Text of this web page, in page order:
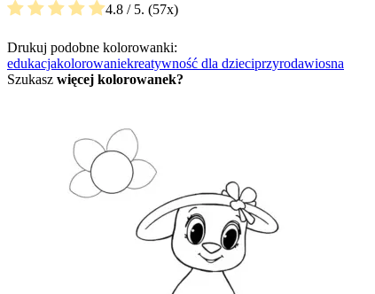
4.8 / 5. 57
Drukuj podobne kolorowanki:
edukacjakolorowaniekreatywność dla dzieciprzyrodawiosna
Szukasz więcej kolorowanek?